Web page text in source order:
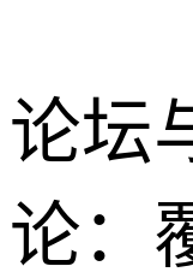
论坛
论：